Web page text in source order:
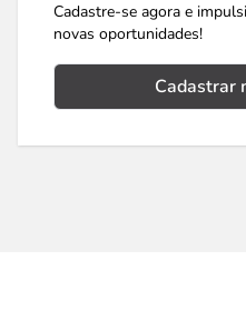
Cadastre-se agora e
novas oportunidades!
Cadastrar